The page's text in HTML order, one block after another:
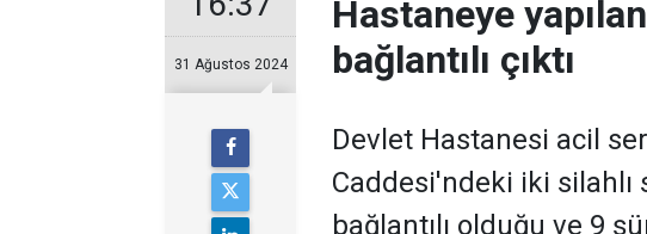
31 Ağustos 2024
Hastaneye
bağlantılı çıktı
Devlet Hastanesi acil
Caddesi'ndeki iki silahlı
bağlantılı olduğu ve 9